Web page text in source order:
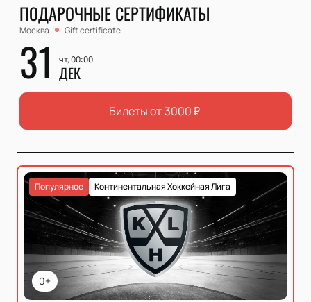
ПОДАРОЧНЫЕ СЕРТИФИКАТЫ
Москва Gift certificate
31 чт, 00:00
ДЕК
Билеты от 3000₽
0+
Континентальная Хоккейная Лига
Популярное